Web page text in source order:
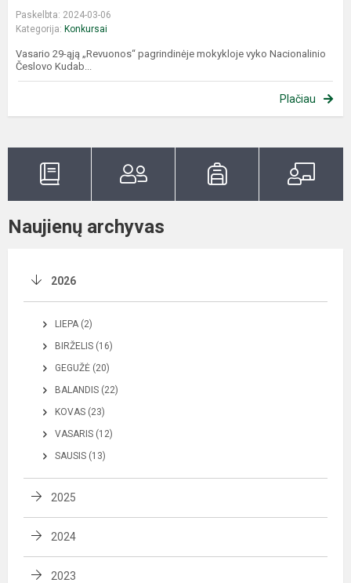
Paskelbta: 2024-03-06
Kategorija: Konkursai
Vasario 29-ąją „Revuonos“ pagrindinėje mokykloje vyko Nacionalinio
Česlovo Kudab...
Plačiau
Naujienų archyvas
2026
LIEPA (2)
BIRŽELIS (16)
GEGUŽĖ (20)
BALANDIS (22)
KOVAS (23)
VASARIS (12)
SAUSIS (13)
2025
2024
2023